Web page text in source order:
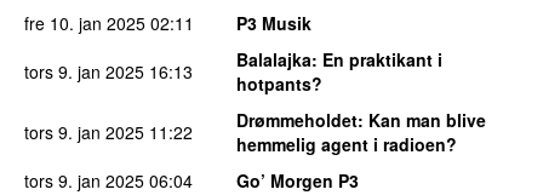
fre 10. jan 2025 02:11
P3 Musik
tors 9. jan 2025 16:13 Balalajka: En praktikant i
hotpants?
tors 9. jan 2025 11:22 Drømmeholdet: Kan man blive
hemmelig agent i radioen?
tors 9. jan 2025 06:04
Go’ Morgen P3